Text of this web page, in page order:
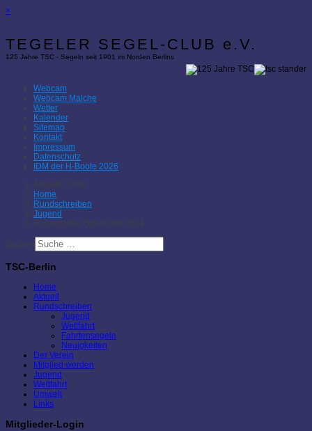
×
TEGELER SEGEL-CLUB e.V.
125 Jahre TSC - Segeln seit 1901 im Norden Berlins
Webcam
Webcam Malche
Wetter
Kalender
Sitemap
Kontakt
Impressum
Datenschutz
IDM der H-Boote 2026
Aktuelle Seite:
Home
Rundschreiben
Jugend
Rahnsdorfer Opti-Pokal 2004
Suchen
TSC-Berlin
Home
Aktuell
Rundschreiben
Jugend
Wettfahrt
Fahrtensegeln
Neuigkeiten
Der Verein
Mitglied werden
Jugend
Wettfahrt
Umwelt
Links
Mitglieder-Login